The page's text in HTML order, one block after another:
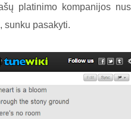
platinimo kompanijos
sunku pasakyti.